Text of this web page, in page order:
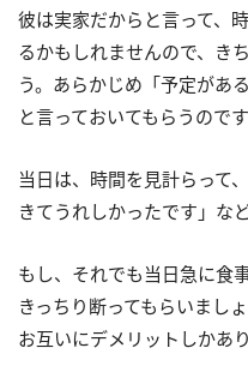
彼は実家だからと言って、
るかもしれませんので、き
う。あらかじめ「予定があ
と言っておいてもらうのです
当日は、時間を見計らって
きてうれしかったです」な
もし、それでも当日急に食
きっちり断ってもらいまし
お互いにデメリットしかあ